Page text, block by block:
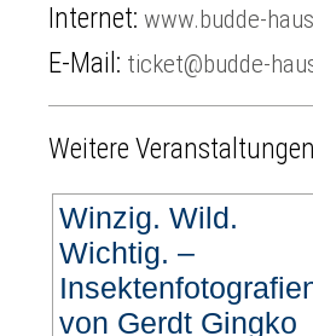
Internet:www.budde-
E-Mail: ticket@budde-
Weitere
Winzig. Wild.
Wichtig. –
von Gerdt Gingko